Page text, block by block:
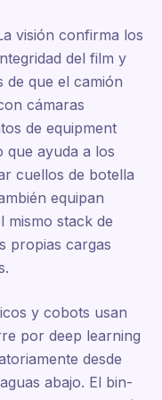
visión confirma los
del film y
de que el camión
cámaras
de equipment
que ayuda a los
cuellos de botella
equipan
mismo stack de
propias cargas
y cobots usan
por deep learning
desde
abajo. El bin-